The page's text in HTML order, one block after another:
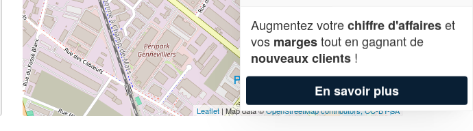
Leaflet | Map data ©OpenStreetMap contributors,CC-BY-SA
Augmentez votrechiffre d'affaireset
vos margestout en gagnant de
nouveaux clients !
En savoir plus